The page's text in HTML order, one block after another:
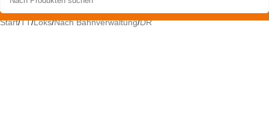
Start/TT/Loks/Nach Bahnverwaltung/DR